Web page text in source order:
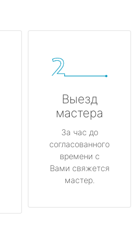
Выезд
мастера
За час до
согласованного
времени с
Вами свяжется
мастер.